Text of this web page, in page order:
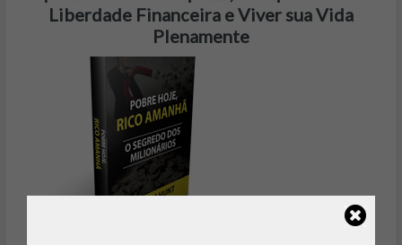
Liberdade Financeira e Viver sua Vida
Plenamente